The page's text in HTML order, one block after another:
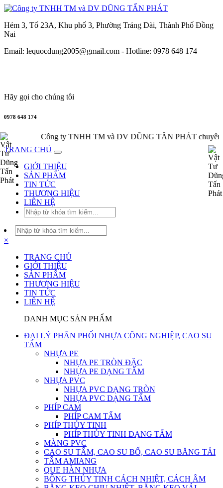
Hẻm 3, Tổ 23A, Khu phố 3, Phường Trảng Dài, Thành Phố Đồng
Nai
Email: lequocdung2005@gmail.com - Hotline: 0978 648 174
Hãy gọi cho chúng tôi
0978 648 174
ty TNHH TM và DV DŨNG TẤN PHÁT chuyên cung cấp,
TRANG CHỦ
GIỚI THIỆU
SẢN PHẨM
TIN TỨC
THƯƠNG HIỆU
LIÊN HỆ
×
TRANG CHỦ
GIỚI THIỆU
SẢN PHẨM
THƯƠNG HIỆU
TIN TỨC
LIÊN HỆ
DANH MỤC SẢN PHẨM
ĐẠI LÝ PHÂN PHỐI NHỰA CÔNG NGHIỆP, CAO SU
TẤM
NHỰA PE
NHỰA PE TRÒN ĐẶC
NHỰA PE DẠNG TẤM
NHỰA PVC
NHỰA PVC DẠNG TRÒN
NHỰA PVC DẠNG TẤM
PHÍP CAM
PHÍP CAM TẤM
PHÍP THỦY TINH
PHÍP THỦY TINH DẠNG TẤM
MÀNG PVC
CAO SU TẤM, CAO SU BỐ, CAO SU BĂNG TẢI
TẤM AMIANG
QUE HÀN NHỰA
BÔNG THỦY TINH CÁCH NHIỆT, CÁCH ÂM